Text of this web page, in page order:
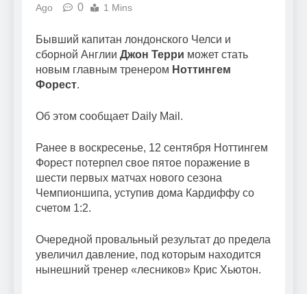
Ago
0 1 Mins
Бывший капитан лондонского Челси и
сборной Англии Джон Терри может стать
новым главным тренером Ноттингем
Форест.
Об этом сообщает Daily Mail.
Ранее в воскресенье, 12 сентября Ноттингем
Форест потерпел свое пятое поражение в
шести первых матчах нового сезона
Чемпионшипа, уступив дома Кардиффу со
счетом 1:2.
Очередной провальный результат до предела
увеличил давление, под которым находится
нынешний тренер «лесников» Крис Хьютон.